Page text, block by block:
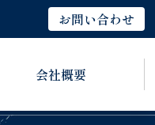
お問い合わせ
会社概要